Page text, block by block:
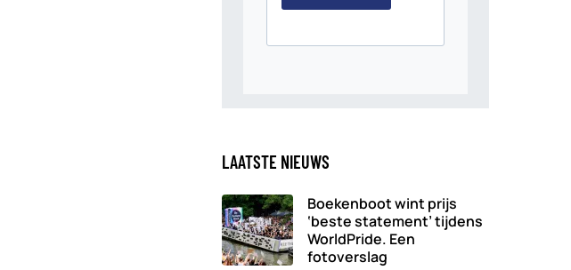
LAATSTE NIEUWS
Boekenboot wint prijs
‘beste statement’ tijdens
WorldPride. Een
fotoverslag